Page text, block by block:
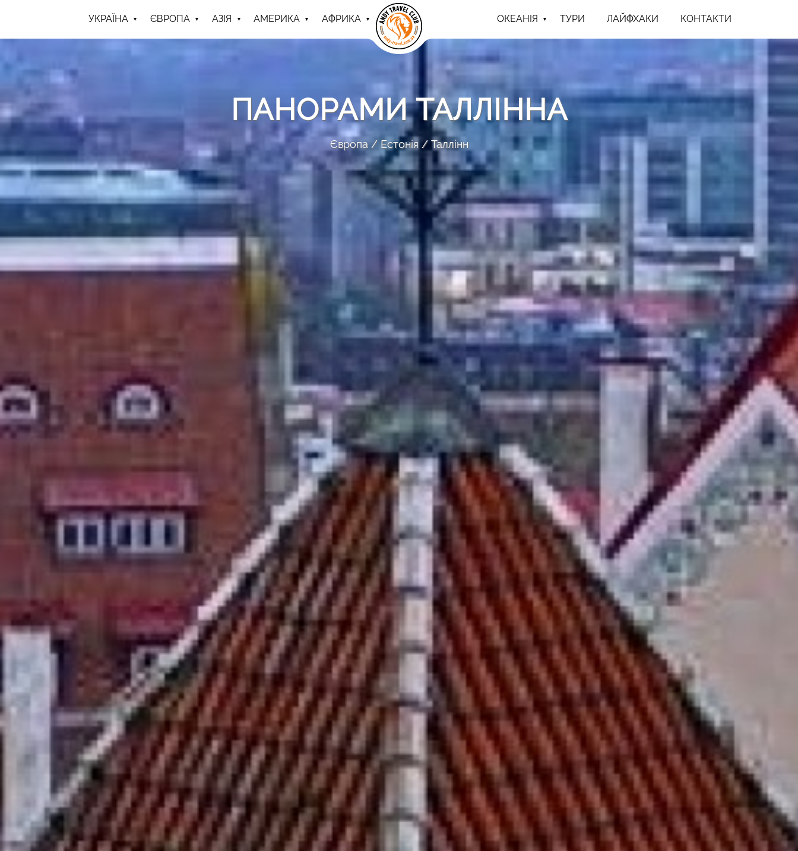
УКРАЇНА ЄВРОПА АЗІЯ АМЕРИКА АФРИКА ОКЕАНІЯ ТУРИ ЛАЙФХАКИ КОНТАКТИ
ПАНОРАМИ ТАЛЛІННА
Європа Естонія Таллінн